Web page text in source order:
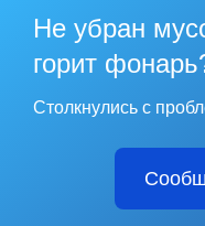
Не убран
горит
Столкнулись с